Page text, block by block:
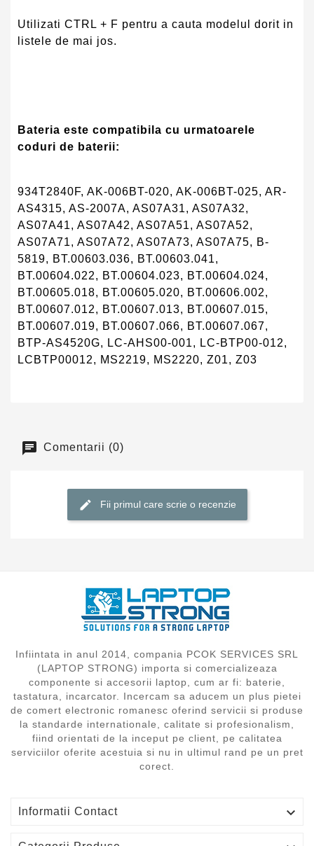
Utilizati CTRL + F pentru a cauta modelul dorit in
listele de mai jos.
Bateria este compatibila cu urmatoarele
coduri de baterii:
934T2840F, AK-006BT-020, AK-006BT-025, AR-
AS4315, AS-2007A, AS07A31, AS07A32,
AS07A41, AS07A42, AS07A51, AS07A52,
AS07A71, AS07A72, AS07A73, AS07A75, B-
5819, BT.00603.036, BT.00603.041,
BT.00604.022, BT.00604.023, BT.00604.024,
BT.00605.018, BT.00605.020, BT.00606.002,
BT.00607.012, BT.00607.013, BT.00607.015,
BT.00607.019, BT.00607.066, BT.00607.067,
BTP-AS4520G, LC-AHS00-001, LC-BTP00-012,
LCBTP00012, MS2219, MS2220, Z01, Z03
Comentarii (0)
Fii primul care scrie o recenzie
Infiintata in anul 2014, compania PCOK SERVICES SRL
(LAPTOP STRONG) importa si comercializeaza
componente si accesorii laptop, cum ar fi: baterie,
tastatura, incarcator. Incercam sa aducem un plus pietei
de comert electronic romanesc oferind servicii si produse
la standarde internationale, calitate si profesionalism,
fiind orientati de la inceput pe client, pe calitatea
serviciilor oferite acestuia si nu in ultimul rand pe un pret
corect.
Informatii Contact 